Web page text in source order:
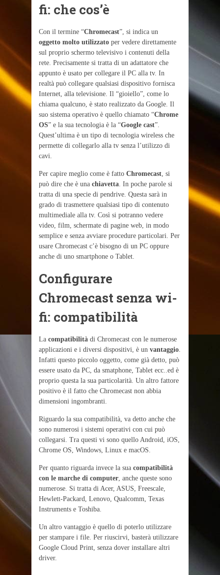
fi: che cos’è
Con il termine “Chromecast”, si indica un
oggetto molto utilizzato per vedere direttamente
sul proprio schermo televisivo i contenuti della
rete. Precisamente si tratta di un adattatore che
appunto è usato per collegare il PC alla tv. In
realtà può collegare qualsiasi dispositivo fornisca
Internet, alla televisione. Il “gioiello”, come lo
chiama qualcuno, è stato realizzato da Google. Il
suo sistema operativo è quello chiamato “Chrome
OS” e la sua tecnologia è la “Google cast”.
Quest’ultima è un tipo di tecnologia wireless che
permette di collegarlo alla tv senza l’utilizzo di
cavi.
Per capire meglio come è fatto Chromecast , si
può dire che è una chiavetta . In poche parole si
tratta di una specie di pendrive. Questa sarà in
grado di trasmettere qualsiasi tipo di contenuto
multimediale alla tv. Così si potranno vedere
video, film, schermate di pagine web, in modo
semplice e senza avviare procedure particolari. Per
usare Chromecast c’è bisogno di un PC oppure
anche di uno smartphone o Tablet.
Configurare
Chromecast senza wi-
fi: compatibilità
La compatibilità di Chromecast con le numerose
applicazioni e i diversi dispositivi, è un vantaggio
Infatti questo piccolo oggetto, come già detto, può
essere usato da PC, da smatphone, Tablet ecc..ed è
proprio questa la sua particolarità. Un altro fattore
positivo è il fatto che Chromecast non abbia
dimensioni ingombranti.
Riguardo la sua compatibilità, va detto anche che
sono numerosi i sistemi operativi con cui può
collegarsi. Tra questi vi sono quello Android, iOS,
Chrome OS, Windows, Linux e macOS.
Per quanto riguarda invece la sua compatibilità
con le marche di computer , anche queste sono
numerose. Si tratta di Acer, ASUS, Freescale,
Hewlett-Packard, Lenovo, Qualcomm, Texas
Instruments e Toshiba.
Un altro vantaggio è quello di poterlo utilizzare
per stampare i file. Per riuscirvi, basterà utilizzare
Google Cloud Print, senza dover installare altri
driver.